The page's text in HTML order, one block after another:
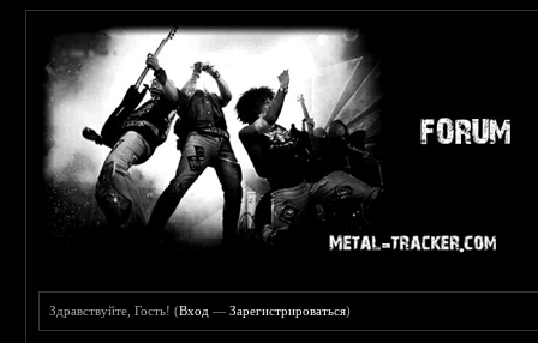
Здравствуйте, Гость! (Вход —Зарегистрироваться)